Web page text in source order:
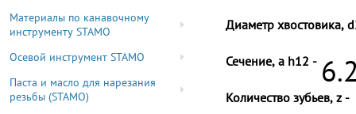
Материалы по канавочному
инструменту STAMO
Осевой инструмент STAMO
Паста и масло для нарезания
резьбы (STAMO)
Диаметр хвостовика,
Сечение, a h12 -
Количество зубьев, z -